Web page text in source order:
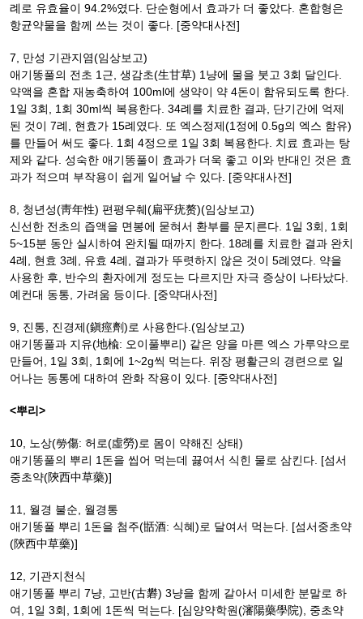
례로 유효율이 94.2%였다. 단순형에서 효과가 더 좋았다. 혼합형은
항균약물을 함께 쓰는 것이 좋다. [중약대사전]
7, 만성 기관지염(임상보고)
애기똥풀의 전초 1근, 생감초(生甘草) 1냥에 물을 붓고 3회 달인다.
약액을 혼합 재농축하여 100ml에 생약이 약 4돈이 함유되도록 한다.
1일 3회, 1회 30ml씩 복용한다. 34례를 치료한 결과, 단기간에 억제
된 것이 7례, 현효가 15례였다. 또 엑스정제(1정에 0.5g의 엑스 함유)
를 만들어 써도 좋다. 1회 4정으로 1일 3회 복용한다. 치료 효과는 탕
제와 같다. 성숙한 애기똥풀이 효과가 더욱 좋고 이와 반대인 것은 효
과가 적으며 부작용이 쉽게 일어날 수 있다. [중약대사전]
8, 청년성(靑年性) 편평우췌(扁平疣赘)(임상보고)
신선한 전초의 즙액을 면봉에 묻혀서 환부를 문지른다. 1일 3회, 1회
5~15분 동안 실시하여 완치될 때까지 한다. 18례를 치료한 결과 완치
4례, 현효 3례, 유효 4례, 결과가 뚜렷하지 않은 것이 5례였다. 약을
사용한 후, 반수의 환자에게 정도는 다르지만 자극 증상이 나타났다.
예컨대 동통, 가려움 등이다. [중약대사전]
9, 진통, 진경제(鎭痙劑)로 사용한다.(임상보고)
애기똥풀과 지유(地楡: 오이풀뿌리) 같은 양을 마른 엑스 가루약으로
만들어, 1일 3회, 1회에 1~2g씩 먹는다. 위장 평활근의 경련으로 일
어나는 동통에 대하여 완화 작용이 있다. [중약대사전]
<뿌리>
10, 노상(勞傷: 허로(虛勞)로 몸이 약해진 상태)
애기똥풀의 뿌리 1돈을 씹어 먹는데 끓여서 식힌 물로 삼킨다. [섬서
중초약(陝西中草藥)]
11, 월경 불순, 월경통
애기똥풀 뿌리 1돈을 첨주(甛酒: 식혜)로 달여서 먹는다. [섬서중초약
(陝西中草藥)]
12, 기관지천식
애기똥풀 뿌리 7냥, 고반(古礬) 3냥을 함께 갈아서 미세한 분말로 하
여, 1일 3회, 1회에 1돈씩 먹는다. [심양약학원(瀋陽藥學院), 중초약